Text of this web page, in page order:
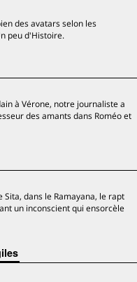
des avatars selon les
peu d'Histoire.
à Vérone, notre journaliste a
des amants dans Roméo et
dans le Ramayana, le rapt
un inconscient qui ensorcèle